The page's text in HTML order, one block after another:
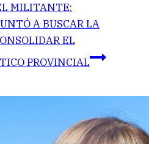
MILITANTE:
A BUSCAR LA
EL
PROVINCIAL